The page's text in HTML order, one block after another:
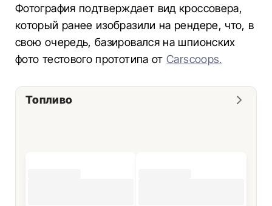
Фотография подтверждает вид кроссовера,
который ранее изобразили на рендере, что, в
свою очередь, базировался на шпионских
фото тестового прототипа отCarscoops.
Топливо